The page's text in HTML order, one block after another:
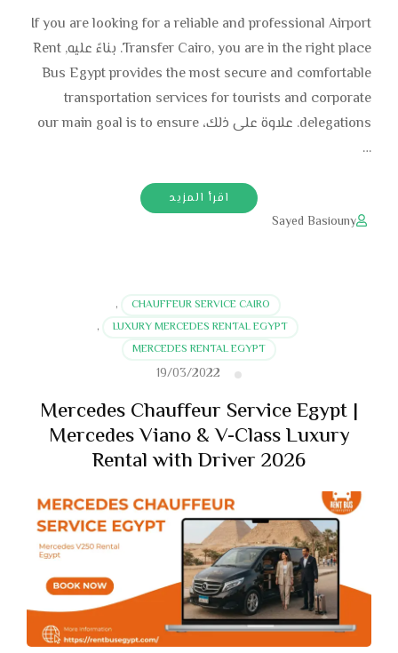
If you are looking for a reliable and professional Airport
Transfer Cairo, you are in the right place. بناءً عليه, Rent
Bus Egypt provides the most secure and comfortable
transportation services for tourists and corporate
delegations. علاوة على ذلك، our main goal is to ensure
…
اقرأ المزيد
Sayed Basiouny
CHAUFFEUR SERVICE CAIRO
,
LUXURY MERCEDES RENTAL EGYPT
,
MERCEDES RENTAL EGYPT
19/03/2022
Mercedes Chauffeur Service Egypt |
Mercedes Viano & V-Class Luxury
Rental with Driver 2026